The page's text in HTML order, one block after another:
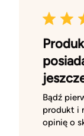
Bądź
produkt i
opinię o